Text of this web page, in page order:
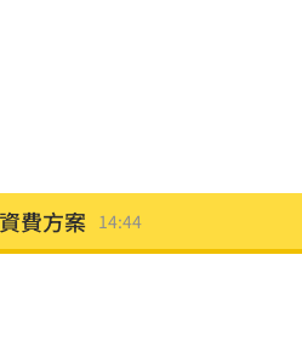
費方案 14:44
非常辣